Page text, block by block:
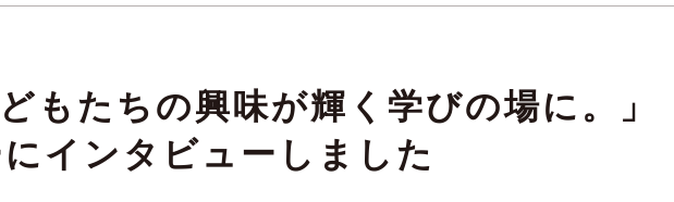
もたちの興味が輝く学びの場に。」
インタビューしました